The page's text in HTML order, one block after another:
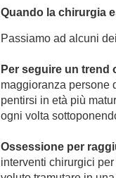
Quando la chirurgia
Passiamo ad alcuni
Per seguire un trend
maggioranza persone
pentirsi in età più
ogni volta
Ossessione per
interventi chirurgici